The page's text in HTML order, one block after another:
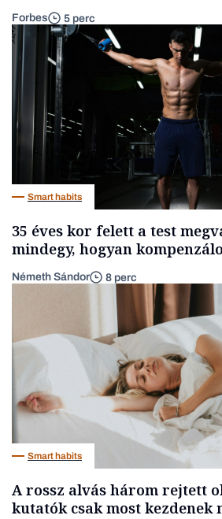
Forbes 5 perc
Smart habits
35 éves kor felett a test
mindegy, hogyan
Németh Sándor 8 perc
Smart habits
A rossz alvás három rejtett
kutatók csak most kezdenek